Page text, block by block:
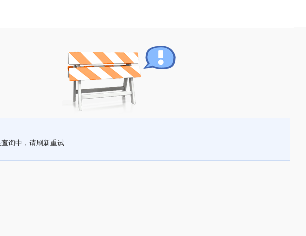
查询中，请刷新重试